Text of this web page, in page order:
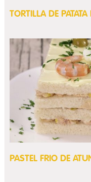
TORTILLA DE
PASTEL FRIO DE